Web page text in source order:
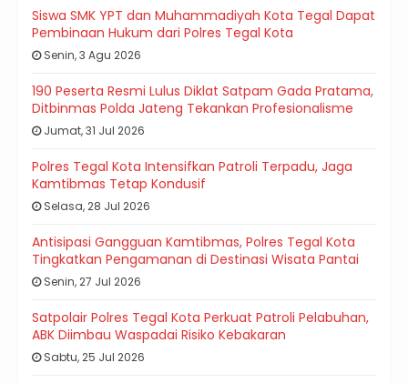
Siswa SMK YPT dan Muhammadiyah Kota Tegal Dapat
Pembinaan Hukum dari Polres Tegal Kota
Senin, 3 Agu 2026
190 Peserta Resmi Lulus Diklat Satpam Gada Pratama,
Ditbinmas Polda Jateng Tekankan Profesionalisme
Jumat, 31 Jul 2026
Polres Tegal Kota Intensifkan Patroli Terpadu, Jaga
Kamtibmas Tetap Kondusif
Selasa, 28 Jul 2026
Antisipasi Gangguan Kamtibmas, Polres Tegal Kota
Tingkatkan Pengamanan di Destinasi Wisata Pantai
Senin, 27 Jul 2026
Satpolair Polres Tegal Kota Perkuat Patroli Pelabuhan,
ABK Diimbau Waspadai Risiko Kebakaran
Sabtu, 25 Jul 2026